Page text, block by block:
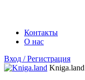
Контакты
О нас
Вход / Регистрация
Kniga.land